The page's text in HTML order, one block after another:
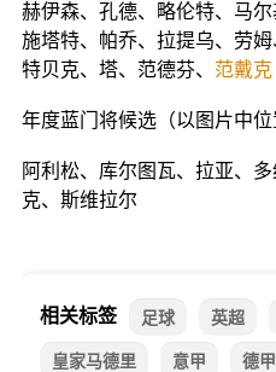
赫伊森、孔德、略伦特、马
施塔特、帕乔、拉提乌、劳
特贝克、塔、范德芬、 范戴克
年度蓝门将候选（以图片中位
阿利松、库尔图瓦、拉亚、
克、斯维拉尔
相关标签 足球 英超
皇家马德里 意甲 德甲